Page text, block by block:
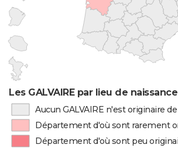
Les GALVAIRE par lieu de naissance
Aucun GALVAIRE n'est originaire
Département d'où sont rarement
Département d'où sont peu